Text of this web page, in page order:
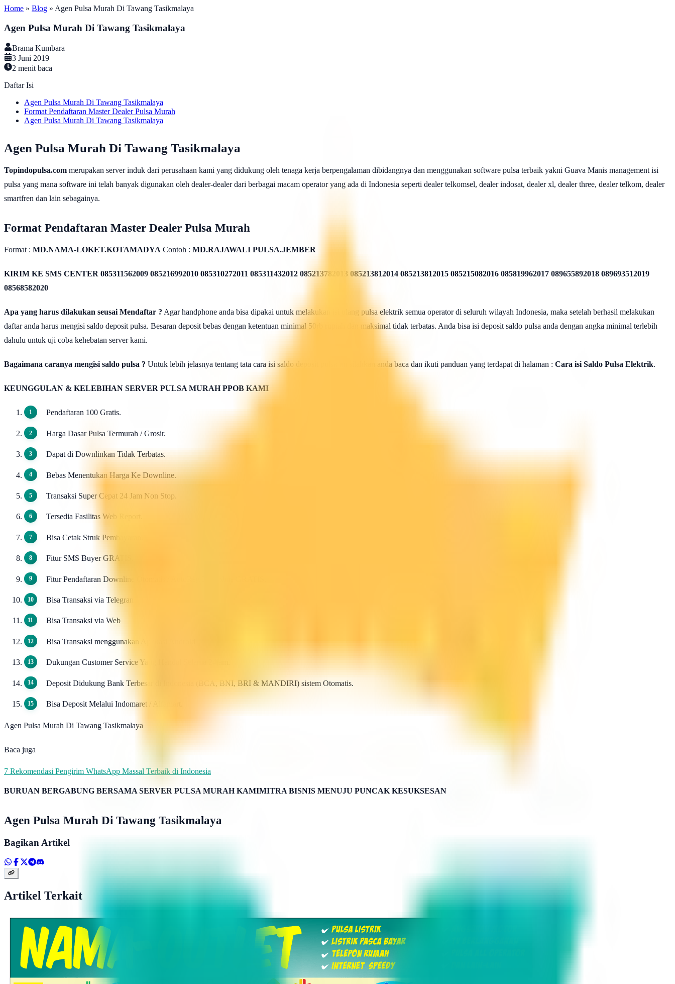
Home » Blog » Agen Pulsa Murah Di Tawang Tasikmalaya
Agen Pulsa Murah Di Tawang Tasikmalaya
Brama Kumbara
3 Juni 2019
2 menit baca
Daftar Isi
Agen Pulsa Murah Di Tawang Tasikmalaya
Format Pendaftaran Master Dealer Pulsa Murah
Agen Pulsa Murah Di Tawang Tasikmalaya
Agen Pulsa Murah Di Tawang Tasikmalaya
Topindopulsa.com merupakan server induk dari perusahaan kami yang didukung oleh tenaga kerja berpengalaman dibidangnya dan menggunakan software pulsa terbaik yakni Guava Manis management isi
pulsa yang mana software ini telah banyak digunakan oleh dealer-dealer dari berbagai macam operator yang ada di Indonesia seperti dealer telkomsel, dealer indosat, dealer xl, dealer three, dealer telkom, dealer
smartfren dan lain sebagainya.
Format Pendaftaran Master Dealer Pulsa Murah
Format : MD.NAMA-LOKET.KOTAMADYA Contoh : MD.RAJAWALI PULSA.JEMBER
KIRIM KE SMS CENTER 085311562009 085216992010 085310272011 085311432012 085213782013 085213812014 085213812015 085215082016 085819962017 089655892018 089693512019
08568582020
Apa yang harus dilakukan seusai Mendaftar ? Agar handphone anda bisa dipakai untuk melakukan isi ulang pulsa elektrik semua operator di seluruh wilayah Indonesia, maka setelah berhasil melakukan
daftar anda harus mengisi saldo deposit pulsa. Besaran deposit bebas dengan ketentuan minimal 50rb rupiah dan maksimal tidak terbatas. Anda bisa isi deposit saldo pulsa anda dengan angka minimal terlebih
dahulu untuk uji coba kehebatan server kami.
Bagaimana caranya mengisi saldo pulsa ? Untuk lebih jelasnya tentang tata cara isi saldo deposit pulsa ini silahkan anda baca dan ikuti panduan yang terdapat di halaman : Cara isi Saldo Pulsa Elektrik.
KEUNGGULAN & KELEBIHAN SERVER PULSA MURAH PPOB KAMI
Pendaftaran 100 Gratis.
Harga Dasar Pulsa Termurah / Grosir.
Dapat di Downlinkan Tidak Terbatas.
Bebas Menentukan Harga Ke Downline.
Transaksi Super Cepat 24 Jam Non Stop.
Tersedia Fasilitas Web Report.
Bisa Cetak Struk Pembayaran.
Fitur SMS Buyer GRATIS.
Fitur Pendaftaran Downline Otomatis / AutoReg Downline GRATIS.
Bisa Transaksi via Telegram
Bisa Transaksi via Web
Bisa Transaksi menggunakan Aplikasi Android
Dukungan Customer Service Yang Handal Selama 24jam.
Deposit Didukung Bank Terbesar di Indonesia (BCA, BNI, BRI & MANDIRI) sistem Otomatis.
Bisa Deposit Melalui Indomaret / Alfamart.
Agen Pulsa Murah Di Tawang Tasikmalaya
Baca juga
7 Rekomendasi Pengirim WhatsApp Massal Terbaik di Indonesia
BURUAN BERGABUNG BERSAMA SERVER PULSA MURAH KAMIMITRA BISNIS MENUJU PUNCAK KESUKSESAN
Agen Pulsa Murah Di Tawang Tasikmalaya
Bagikan Artikel
Artikel Terkait